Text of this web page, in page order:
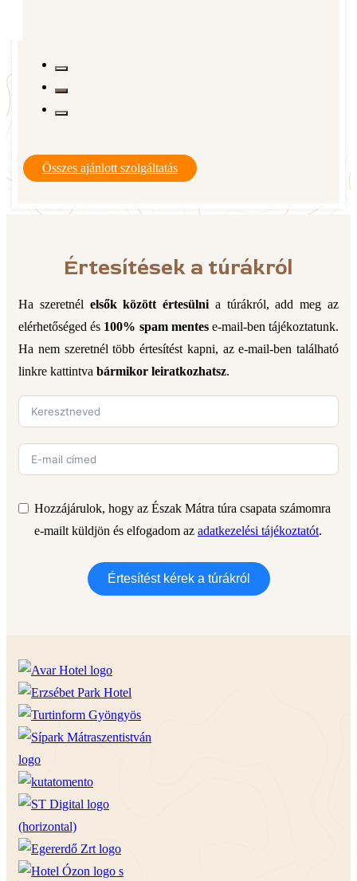
Összes ajánlott szolgáltatás
Értesítések a túrákról
Ha szeretnél elsők között értesülni a túrákról, add meg az
elérhetőséged és 100% spam mentese-mail-ben tájékoztatunk.
Ha nem szeretnél több értesítést kapni, az e-mail-ben található
linkre kattintva bármikor leiratkozhatsz.
Hozzájárulok, hogy az Észak Mátra túra csapata számomra
e-mailt küldjön és elfogadom az adatkezelési tájékoztatót.
Értesítést kérek a túrákról